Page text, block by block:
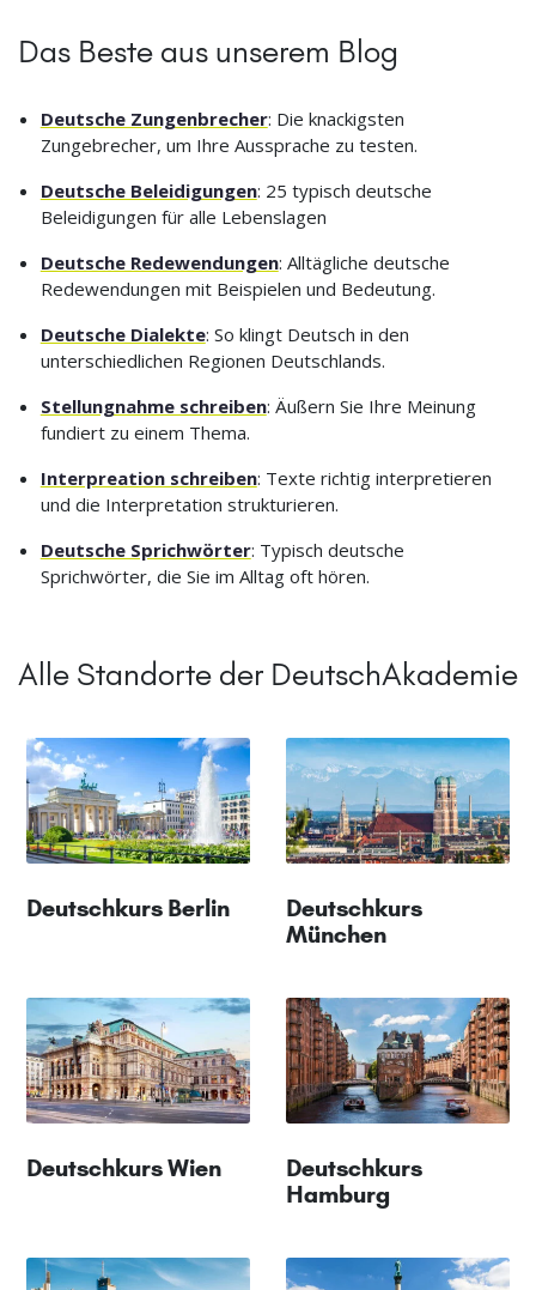
Das Beste aus unserem Blog
Deutsche Zungenbrecher: Die knackigsten
Zungebrecher, um Ihre Aussprache zu testen.
Deutsche Beleidigungen: 25 typisch deutsche
Beleidigungen für alle Lebenslagen
Deutsche Redewendungen: Alltägliche deutsche
Redewendungen mit Beispielen und Bedeutung.
Deutsche Dialekte: So klingt Deutsch in den
unterschiedlichen Regionen Deutschlands.
Stellungnahme schreiben: Äußern Sie Ihre Meinung
fundiert zu einem Thema.
Interpreation schreiben: Texte richtig interpretieren
und die Interpretation strukturieren.
Deutsche Sprichwörter: Typisch deutsche
Sprichwörter, die Sie im Alltag oft hören.
Alle Standorte der DeutschAkademie
Deutschkurs Berlin
Deutschkurs
München
Deutschkurs Wien
Deutschkurs
Hamburg